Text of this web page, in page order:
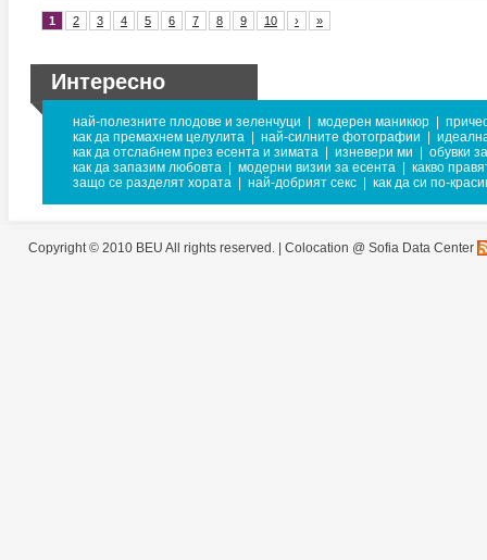
1 2 3 4 5 6 7 8 9 10 › »
Интересно
най-полезните плодове и зеленчуци модерен маникюр
как да премахнем целулита
най-силните фотографии
как да отслабнем през есента и зимата
изневери ми
обувки
как да запазим любовта
модерни визии за есента
какво
защо се разделят хората
най-добрият секс как да си по-
Copyright © 2010 BEU All rights reserved. | Colocation @ Sofia Data Center